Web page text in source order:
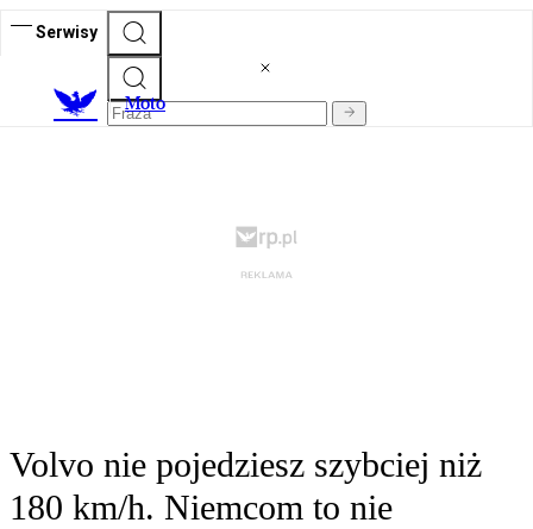
Serwisy
Moto
Volvo nie pojedziesz szybciej niż
180 km/h. Niemcom to nie